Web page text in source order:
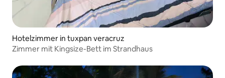
Hotelzimmer in tuxpan veracruz
Zimmer mit Kingsize-Bett im Strandhaus